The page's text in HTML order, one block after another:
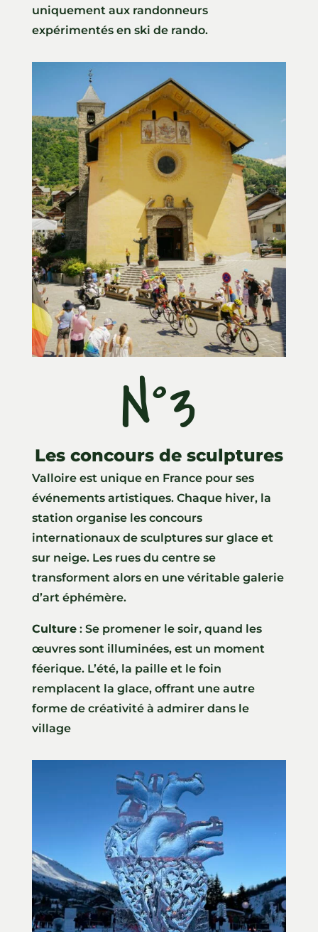
uniquement aux randonneurs
expérimentés en ski de rando.
N°3
Les concours de sculptures
Valloire est unique en France pour ses
événements artistiques. Chaque hiver, la
station organise les concours
internationaux de sculptures sur glace et
sur neige. Les rues du centre se
transforment alors en une véritable galerie
d’art éphémère.
Culture: Se promener le soir, quand les
œuvres sont illuminées, est un moment
féerique. L’été, la paille et le foin
remplacent la glace, offrant une autre
forme de créativité à admirer dans le
village